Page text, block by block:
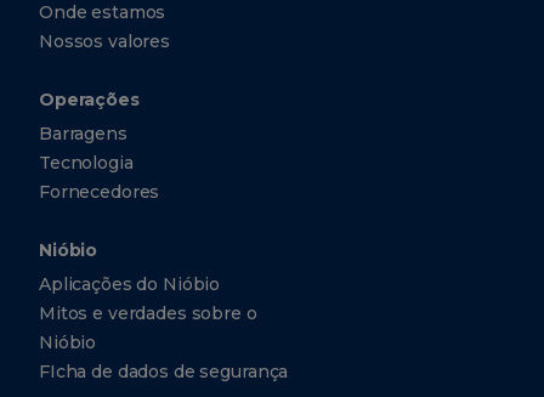
Onde estamos
Nossos valores
Operações
Barragens
Tecnologia
Fornecedores
Nióbio
Aplicações do Nióbio
Mitos e verdades sobre o
Nióbio
FIcha de dados de segurança